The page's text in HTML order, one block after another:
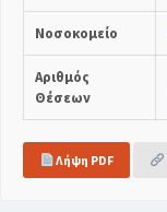
Νοσοκομείο
Αριθμός
Θέσεων
Λήψη PDF